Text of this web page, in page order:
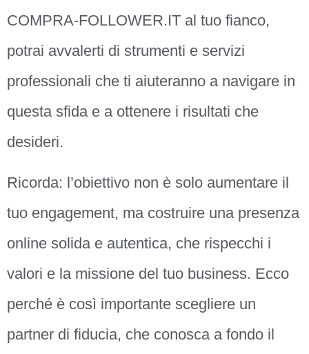
COMPRA-FOLLOWER.IT al tuo fianco,
potrai avvalerti di strumenti e servizi
professionali che ti aiuteranno a navigare in
questa sfida e a ottenere i risultati che
desideri.
Ricorda: l’obiettivo non è solo aumentare il
tuo engagement, ma costruire una presenza
online solida e autentica, che rispecchi i
valori e la missione del tuo business. Ecco
perché è così importante scegliere un
partner di fiducia, che conosca a fondo il